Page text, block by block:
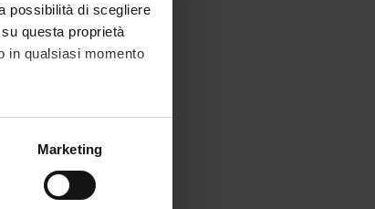
possibilità di scegliere
questa proprietà
in qualsiasi momento
Marketing